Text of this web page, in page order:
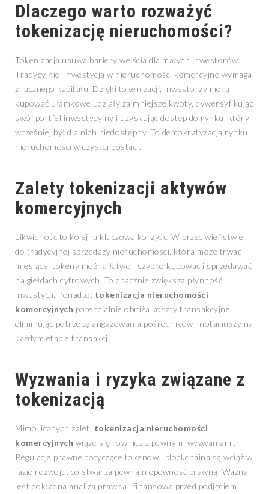
Dlaczego warto rozważyć
tokenizację nieruchomości?
Tokenizacja usuwa bariery wejścia dla małych inwestorów.
Tradycyjnie, inwestycja w nieruchomości komercyjne wymaga
znacznego kapitału. Dzięki tokenizacji, inwestorzy mogą
kupować ułamkowe udziały za mniejsze kwoty, dywersyfikując
swój portfel inwestycyjny i uzyskując dostęp do rynku, który
wcześniej był dla nich niedostępny. To demokratyzacja rynku
nieruchomości w czystej postaci.
Zalety tokenizacji aktywów
komercyjnych
Likwidność to kolejna kluczowa korzyść. W przeciwieństwie
do tradycyjnej sprzedaży nieruchomości, która może trwać
miesiące, tokeny można łatwo i szybko kupować i sprzedawać
na giełdach cyfrowych. To znacznie zwiększa płynność
inwestycji. Ponadto, tokenizacja nieruchomości
komercyjnych potencjalnie obniża koszty transakcyjne,
eliminując potrzebę angażowania pośredników i notariuszy na
każdym etapie transakcji.
Wyzwania i ryzyka związane z
tokenizacją
Mimo licznych zalet, tokenizacja nieruchomości
komercyjnych wiąże się również z pewnymi wyzwaniami.
Regulacje prawne dotyczące tokenów i blockchaina są wciąż w
fazie rozwoju, co stwarza pewną niepewność prawną. Ważna
jest dokładna analiza prawna i finansowa przed podjęciem